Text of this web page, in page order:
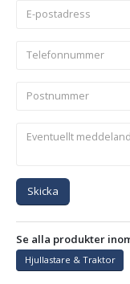
Skicka
Se alla produkter
Hjullastare & Traktor